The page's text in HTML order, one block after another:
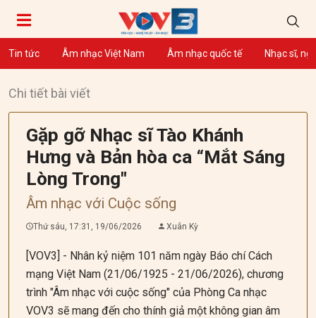
Tin tức Âm nhạc Việt Nam Âm nhạc quốc tế Nhạc sĩ,
Chi tiết bài viết
Gặp gỡ Nhạc sĩ Tào Khánh
Hưng và Bản hòa ca “Mắt Sáng
Lòng Trong"
Âm nhạc với Cuộc sống
Thứ sáu, 17:31, 19/06/2026 Xuân Kỳ
[VOV3] - Nhân kỷ niệm 101 năm ngày Báo chí Cách
mạng Việt Nam (21/06/1925 - 21/06/2026), chương
trình "Âm nhạc với cuộc sống" của Phòng Ca nhạc
VOV3 sẽ mang đến cho thính giả một không gian âm